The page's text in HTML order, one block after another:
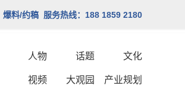
爆料/约稿 服务热线：188 1859 2180
人物 话题 文化
视频 大观园 产业规划